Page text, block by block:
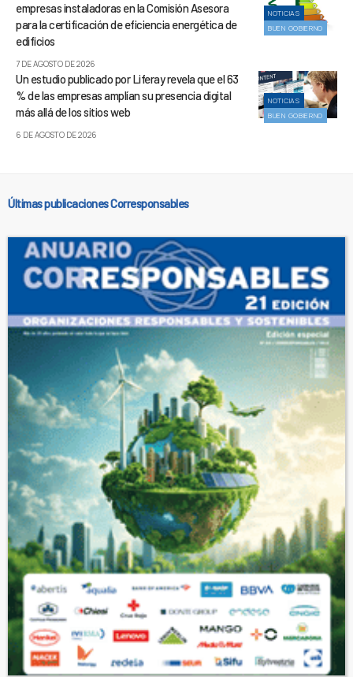
NOTICIAS
BUEN GOBIERNO
empresas instaladoras en la Comisión Asesora
para la certificación de eficiencia energética de
edificios
7 DE AGOSTO DE 2026
NOTICIAS
BUEN GOBIERNO
Un estudio publicado por Liferay revela que el 63
% de las empresas amplían su presencia digital
más allá de los sitios web
6 DE AGOSTO DE 2026
Últimas publicaciones Corresponsables